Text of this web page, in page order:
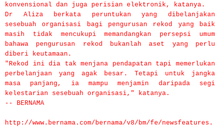
konvensional dan juga perisian elektronik, katanya.
Dr Aliza berkata peruntukan yang dibelanjakan
sesebuah organisasi bagi pengurusan rekod yang baik
masih tidak mencukupi memandangkan persepsi umum
bahawa pengurusan rekod bukanlah aset yang perlu
diberi keutamaan.
"Rekod ini dia tak menjana pendapatan tapi memerlukan
perbelanjaan yang agak besar. Tetapi untuk jangka
masa panjang, ia mampu menjamin daripada segi
kelestarian sesebuah organisasi," katanya.
-- BERNAMA
http://www.bernama.com/bernama/v8/bm/fe/newsfeatures.